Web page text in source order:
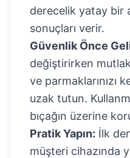
derecelik yatay bir
sonuçları verir.
Güvenlik Önce
değiştirirken
ve parmaklarınızı
uzak tutun.
bıçağın üzerine
Pratik Yapın: İlk
müşteri cihazında